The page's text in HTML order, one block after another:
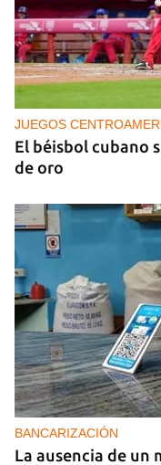
PODCAST
Cafecito
2026
JUEGOS
El béisbol cubano
de oro
BANCARIZACIÓN
La ausencia de un